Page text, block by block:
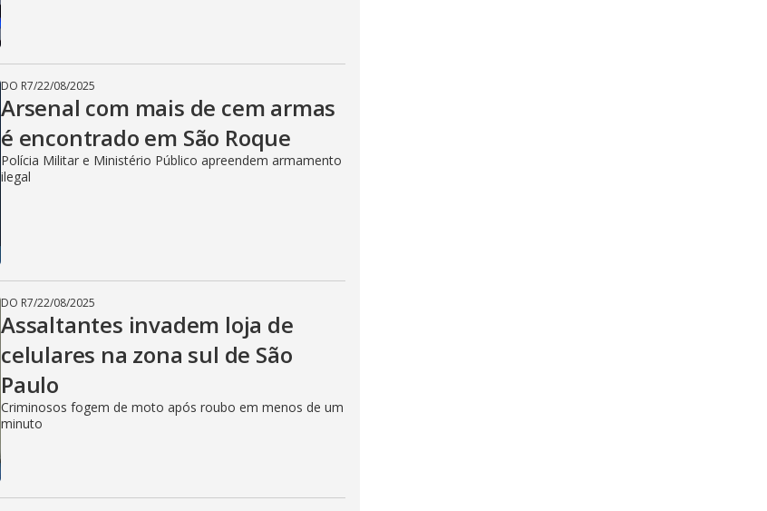
DO R7/22/08/2025
Arsenal com mais de cem armas
é encontrado em São Roque
Polícia Militar e Ministério Público apreendem armamento
ilegal
DO R7/22/08/2025
Assaltantes invadem loja de
celulares na zona sul de São
Paulo
Criminosos fogem de moto após roubo em menos de um
minuto